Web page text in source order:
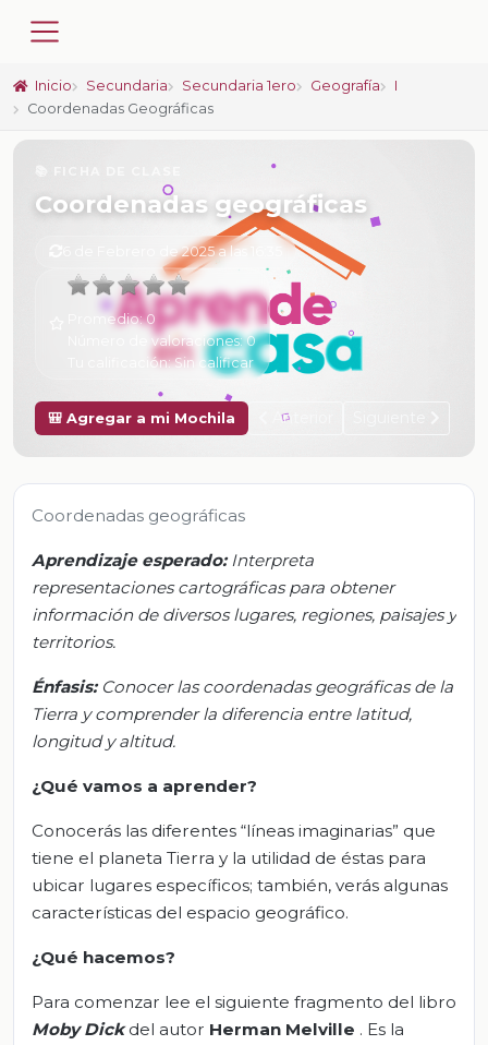
Inicio Secundaria Secundaria 1ero Geografía
I
Coordenadas Geográficas
Coordenadas geográficas
6 de Febrero de 2025 a las 16:35
Promedio:0
Número de valoraciones:0
Tu calificación:Sin calificar
🎒 Agregar a mi Mochila Anterior
Coordenadas geográficas
Aprendizaje esperado:Interpreta
representaciones cartográficas para obtener
información de diversos lugares, regiones, paisajes y
territorios.
Énfasis: Conocer las coordenadas geográficas de la
Tierra y comprender la diferencia entre latitud,
longitud y altitud.
¿Qué vamos a aprender?
Conocerás las diferentes “líneas imaginarias” que
tiene el planeta Tierra y la utilidad de éstas para
ubicar lugares específicos; también, verás algunas
características del espacio geográfico.
¿Qué hacemos?
Para comenzar lee el siguiente fragmento del libro
Moby Dickdel autor Herman Melville . Es la